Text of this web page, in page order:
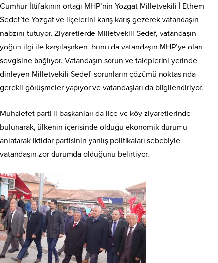
Cumhur İttifakının ortağı MHP’nin Yozgat Milletvekili İ Ethem
Sedef’te Yozgat ve ilçelerini karış karış gezerek vatandaşın
nabzını tutuyor. Ziyaretlerde Milletvekili Sedef, vatandaşın
yoğun ilgi ile karşılaşırken bunu da vatandaşın MHP’ye olan
sevgisine bağlıyor. Vatandaşın sorun ve taleplerini yerinde
dinleyen Milletvekili Sedef, sorunların çözümü noktasında
gerekli görüşmeler yapıyor ve vatandaşları da bilgilendiriyor.
Muhalefet parti il başkanları da ilçe ve köy ziyaretlerinde
bulunarak, ülkenin içerisinde olduğu ekonomik durumu
anlatarak iktidar partisinin yanlış politikaları sebebiyle
vatandaşın zor durumda olduğunu belirtiyor.